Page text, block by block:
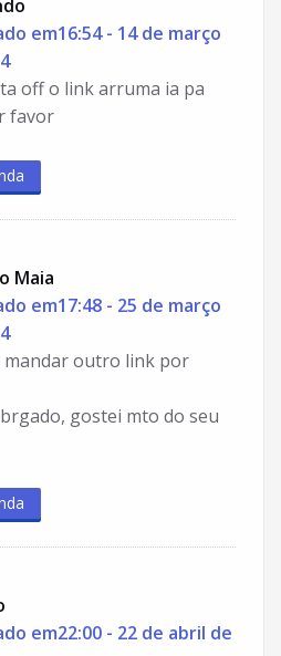
em16:54 - 14 de março
off o link arruma ia pa
favor
Maia
em17:48 - 25 de março
mandar outro link por
gostei mto do seu
em22:00 - 22 de abril de